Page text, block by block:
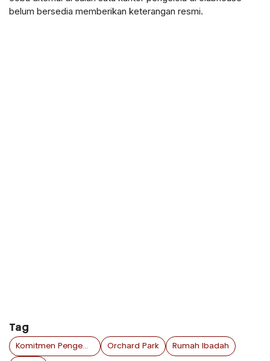
belum bersedia memberikan keterangan resmi.
Tag
Komitmen Pengembang Orchard Park Rumah Ibadah